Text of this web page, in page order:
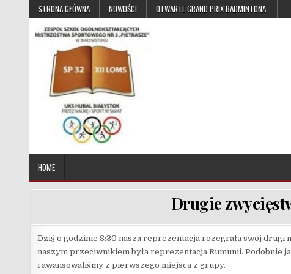
Skip to contentSTRONA GŁÓWNA NOWOŚCI OTWARTE GRAND PRIX BADMINTONA
UKS Hubal Białystok
HOME
Drugie
Dziś o godzinie 8:30 nasza reprezentacja rozegrała swój
naszym przeciwnikiem była reprezentacja Rumunii. Podobnie
i awansowaliśmy z pierwszego miejsca z grupy.